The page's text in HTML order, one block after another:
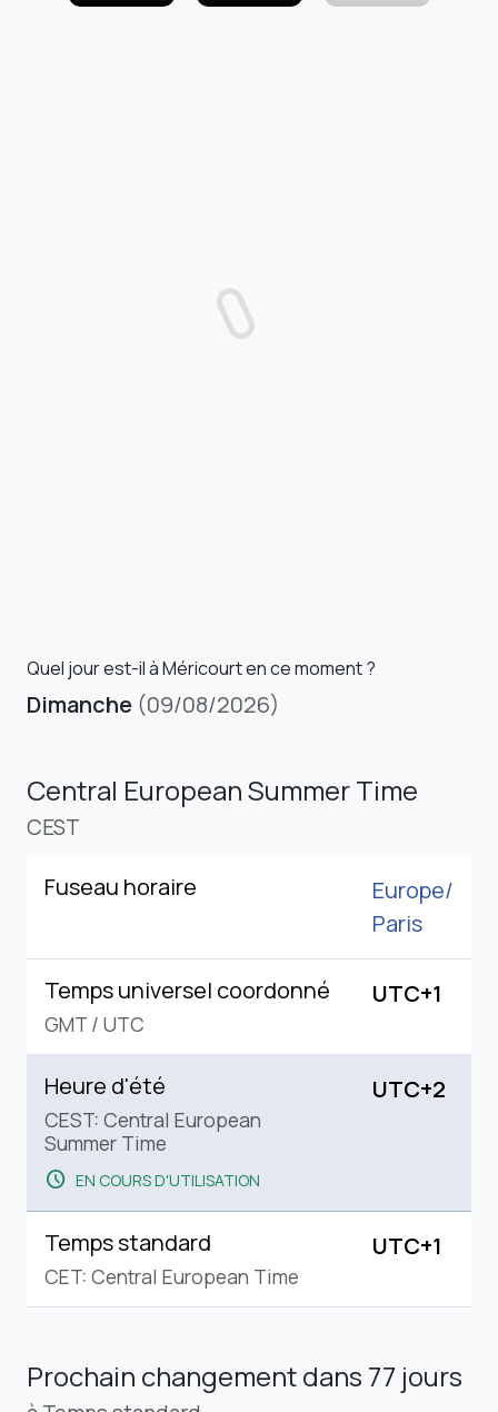
Quel jour est-il à Méricourt en ce moment ?
Dimanche (09/08/2026)
Central European Summer Time
CEST
Fuseau horaire
Europe/
Paris
Temps universel coordonné
GMT / UTC
UTC+1
Heure d'été
CEST: Central European
Summer Time
schedule EN COURS D'UTILISATION
UTC+2
Temps standard
CET: Central European Time
UTC+1
Prochain changementdans 77 jours